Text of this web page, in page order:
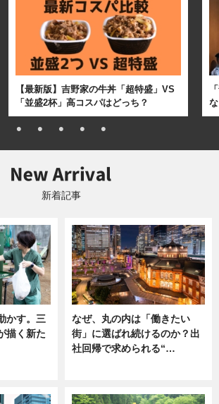
【最新版】吉野家の牛丼「超特盛」VS
「並盛2杯」高コスパはどっち？
新着記事
かす。三
描く新た
なぜ、丸の内は「働きたい
街」に選ばれ続けるのか？出
社回帰で求められる“…